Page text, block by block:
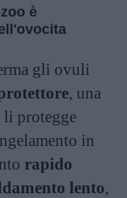
è
gli ovuli
, una
li protegge
in
rapido
lento,